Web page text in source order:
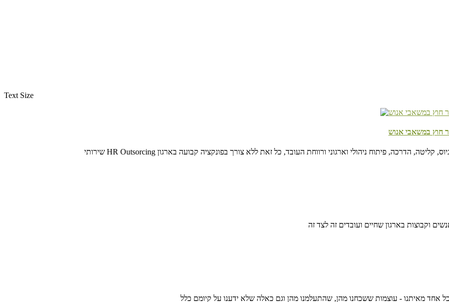
Text Size
חוץ במשאבי אנוש
וקבוצות בארגון שחיים ועובדים זה לצד זה
אחד מאיתנו - עוצמות ששכחנו מהן, שהתעלמנו מהן וגם כאלה שלא ידענו על קיומם כלל